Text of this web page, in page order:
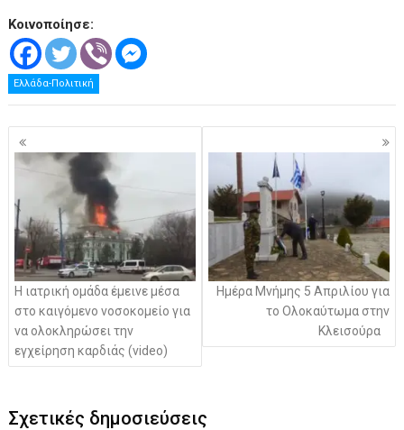
Κοινοποίησε:
Ελλάδα-Πολιτική
Πλοήγηση
άρθρων
Η ιατρική ομάδα έμεινε μέσα
στο καιγόμενο νοσοκομείο για
να ολοκληρώσει την
εγχείρηση καρδιάς (video)
Ημέρα Μνήμης 5 Απριλίου για
το Ολοκαύτωμα στην
Κλεισούρα
Σχετικές δημοσιεύσεις